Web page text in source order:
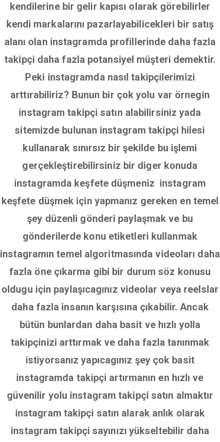
kendilerine bir gelir kapısı olarak görebilirler
kendi markalarını pazarlayabilicekleri bir satış
alanı olan instagramda profillerinde daha fazla
takipçi daha fazla potansiyel müşteri demektir.
Peki instagramda nasıl takipçilerimizi
arttırabiliriz? Bunun bir çok yolu var örnegin
instagram takipçi satın alabilirsiniz yada
sitemizde bulunan instagram takipçi hilesi
kullanarak sınırsız bir şekilde bu işlemi
gerçekleştirebilirsiniz bir diger konuda
instagramda keşfete düşmeniz instagram
keşfete düşmek için yapmanız gereken en temel
şey düzenli gönderi paylaşmak ve bu
gönderilerde konu etiketleri kullanmak
instagramın temel algoritmasında videoları daha
fazla öne çıkarma gibi bir durum söz konusu
oldugu için paylaşıcagınız videolar veya reelslar
daha fazla insanın karşısına çıkabilir. Ancak
bütün bunlardan daha basit ve hızlı yolla
takipçinizi arttırmak ve daha fazla tanınmak
istiyorsanız yapıcagınız şey çok basit
instagramda takipçi artırmanın en hızlı ve
güvenilir yolu instagram takipçi satın almaktır
instagram takipçi satın alarak anlık olarak
instagram takipçi sayınızı yükseltebilir daha